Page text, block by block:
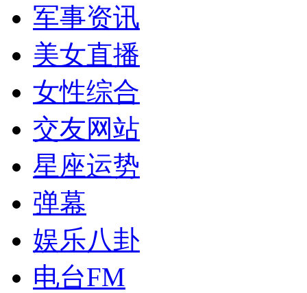
军事资讯
美女直播
女性综合
交友网站
星座运势
弹幕
娱乐八卦
电台FM